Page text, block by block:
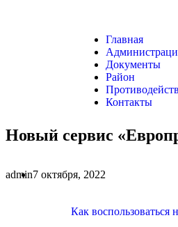
Главная
Документы
Район
Контакты
Новый сервис
admin7 октября, 2022
Как